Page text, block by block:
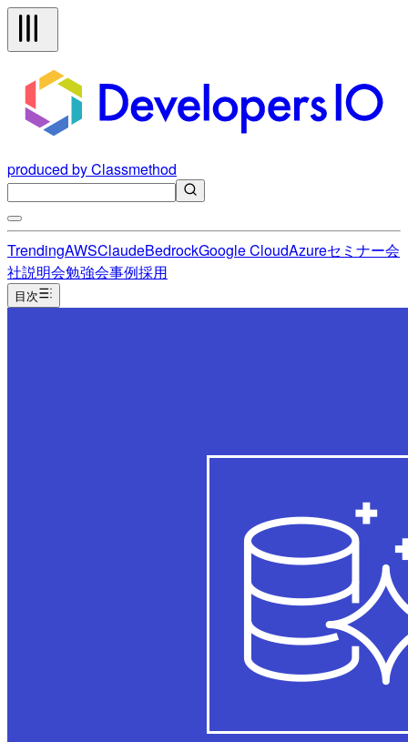
produced by Classmethod
TrendingAWSClaudeBedrockGoogle CloudAzureセミナー会
社説明会勉強会事例採用
目次